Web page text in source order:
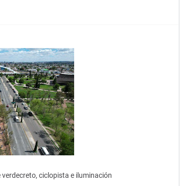
ciclopista e iluminación